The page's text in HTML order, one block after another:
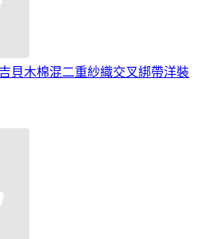
貝木棉混二重紗織交叉綁帶洋裝